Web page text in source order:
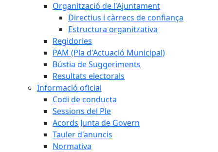
Organització de l'Ajuntament
Directius i càrrecs de confiança
Estructura organitzativa
Regidories
PAM (Pla d'Actuació Municipal)
Bústia de Suggeriments
Resultats electorals
Informació oficial
Codi de conducta
Sessions del Ple
Acords Junta de Govern
Tauler d'anuncis
Normativa